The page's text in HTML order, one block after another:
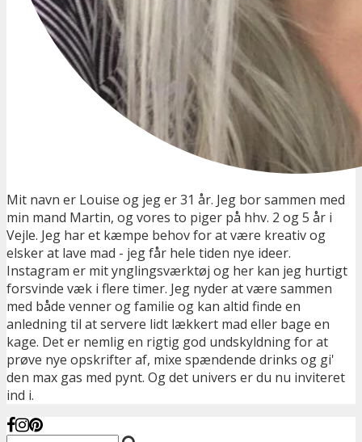
Mit navn er Louise og jeg er 31 år. Jeg bor sammen med
min mand Martin, og vores to piger på hhv. 2 og 5 år i
Vejle. Jeg har et kæmpe behov for at være kreativ og
elsker at lave mad - jeg får hele tiden nye ideer.
Instagram er mit ynglingsværktøj og her kan jeg hurtigt
forsvinde væk i flere timer. Jeg nyder at være sammen
med både venner og familie og kan altid finde en
anledning til at servere lidt lækkert mad eller bage en
kage. Det er nemlig en rigtig god undskyldning for at
prøve nye opskrifter af, mixe spændende drinks og gi'
den max gas med pynt. Og det univers er du nu inviteret
ind i.